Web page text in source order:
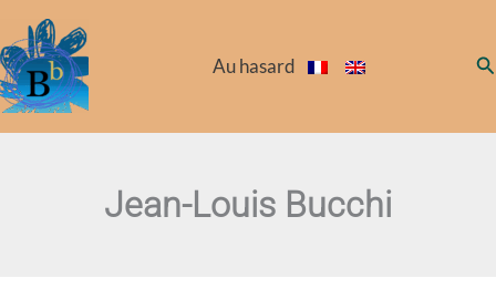
au
contenu
Au hasard
Jean-Louis Bucchi